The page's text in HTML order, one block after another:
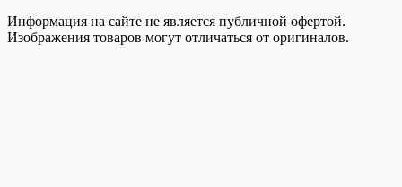
Информация на сайте не является публичной офертой.
Изображения товаров могут отличаться от оригиналов.